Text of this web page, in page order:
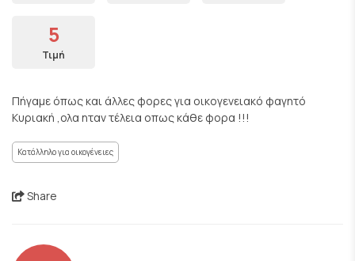
5
Τιμή
Πήγαμε όπως και άλλες φορες για οικογενειακό φαγητό
Κυριακή ,ολα ηταν τέλεια οπως κάθε φορα !!!
Κατάλληλο για οικογένειες
Share